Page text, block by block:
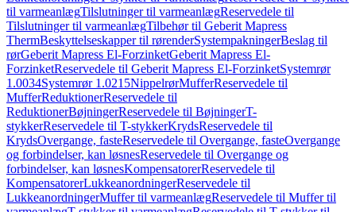
til varmeanlægTilslutninger til varmeanlægReservedele til
Tilslutninger til varmeanlægTilbehør til Geberit Mapress
ThermBeskyttelseskapper til rørenderSystempakningerBeslag til
rørGeberit Mapress El-ForzinketGeberit Mapress El-
ForzinketReservedele til Geberit Mapress El-ForzinketSystemrør
1.0034Systemrør 1.0215NippelrørMufferReservedele til
MufferReduktionerReservedele til
ReduktionerBøjningerReservedele til BøjningerT-
stykkerReservedele til T-stykkerKrydsReservedele til
KrydsOvergange, fasteReservedele til Overgange, fasteOvergange
og forbindelser, kan løsnesReservedele til Overgange og
forbindelser, kan løsnesKompensatorerReservedele til
KompensatorerLukkeanordningerReservedele til
LukkeanordningerMuffer til varmeanlægReservedele til Muffer til